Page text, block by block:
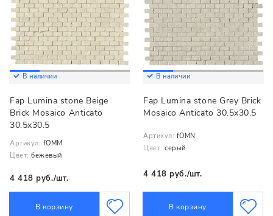
В наличии
Fap Lumina stone Beige
Brick Mosaico Anticato
30.5x30.5
Артикул: fOMM
Цвет: бежевый
4 418 руб./шт.
В корзину
В наличии
Fap Lumina stone Grey Brick
Mosaico Anticato 30.5x30.5
Артикул: fOMN
Цвет: серый
4 418 руб./шт.
В корзину